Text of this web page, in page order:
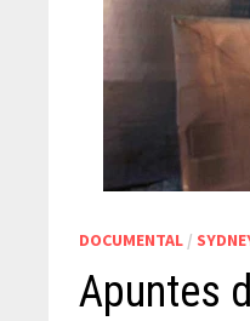
DOCUMENTAL /
Apuntes